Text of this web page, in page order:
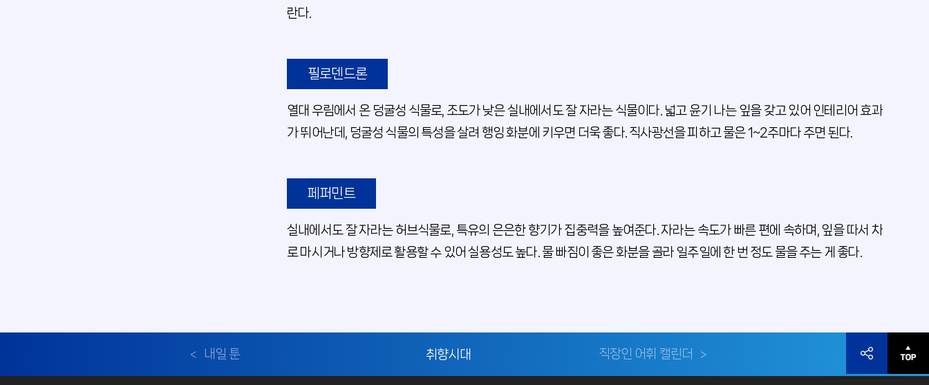
란다.
필로덴드론
열대 우림에서 온 덩굴성 식물로, 조도가 낮은 실내에서도 잘 자라는 식물이다. 넓고 윤기 나는 잎을 갖고 있어 인테리어 효과
가 뛰어난데, 덩굴성 식물의 특성을 살려 행잉 화분에 키우면 더욱 좋다. 직사광선을 피하고 물은 1~2주마다 주면 된다.
페퍼민트
실내에서도 잘 자라는 허브식물로, 특유의 은은한 향기가 집중력을 높여준다. 자라는 속도가 빠른 편에 속하며, 잎을 따서 차
로 마시거나 방향제로 활용할 수 있어 실용성도 높다. 물 빠짐이 좋은 화분을 골라 일주일에 한 번 정도 물을 주는 게 좋다.
내일 툰 취향시대 직장인 어휘 캘린더